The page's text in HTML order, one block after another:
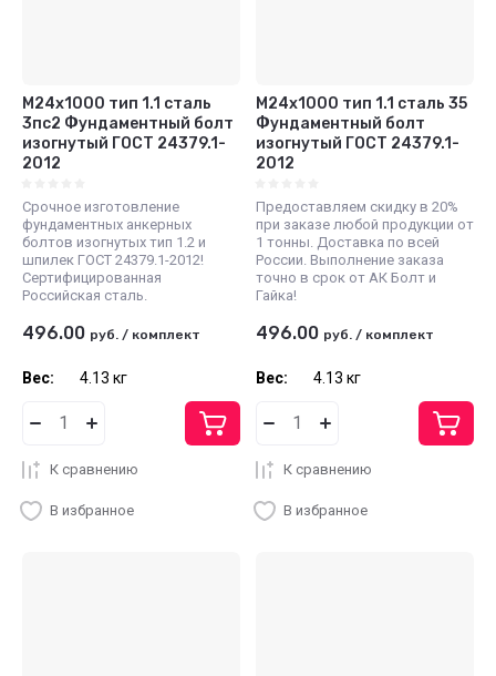
М24x1000 тип 1.1 сталь
3пс2 Фундаментный болт
изогнутый ГОСТ 24379.1-
2012
Срочное изготовление
фундаментных анкерных
болтов изогнутых тип 1.2 и
шпилек ГОСТ 24379.1-2012!
Сертифицированная
Российская сталь.
496.00 руб. / комплект
Вес: 4.13 кг
К сравнению
В избранное
М24x1000 тип 1.1 сталь 35
Фундаментный болт
изогнутый ГОСТ 24379.1-
2012
Предоставляем скидку в 20%
при заказе любой продукции от
1 тонны. Доставка по всей
России. Выполнение заказа
точно в срок от АК Болт и
Гайка!
496.00 руб. / комплект
Вес: 4.13 кг
К сравнению
В избранное